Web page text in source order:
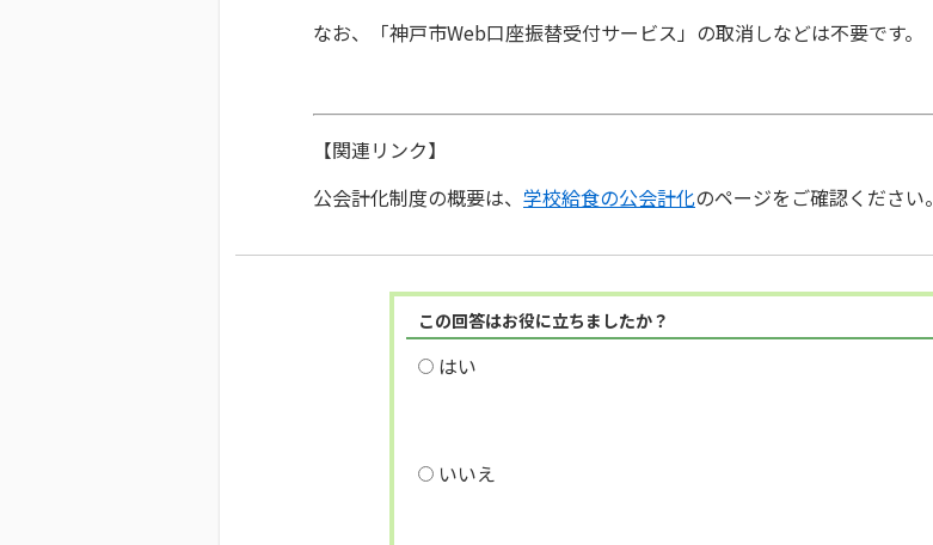
なお、「神戸市Web口座振替受付サービス」の取消しなどは不要です。
【関連リンク】
公会計化制度の概要は、 学校給食の公会計化のページをご確認ください。
この回答はお役に立ちましたか？
はい
いいえ